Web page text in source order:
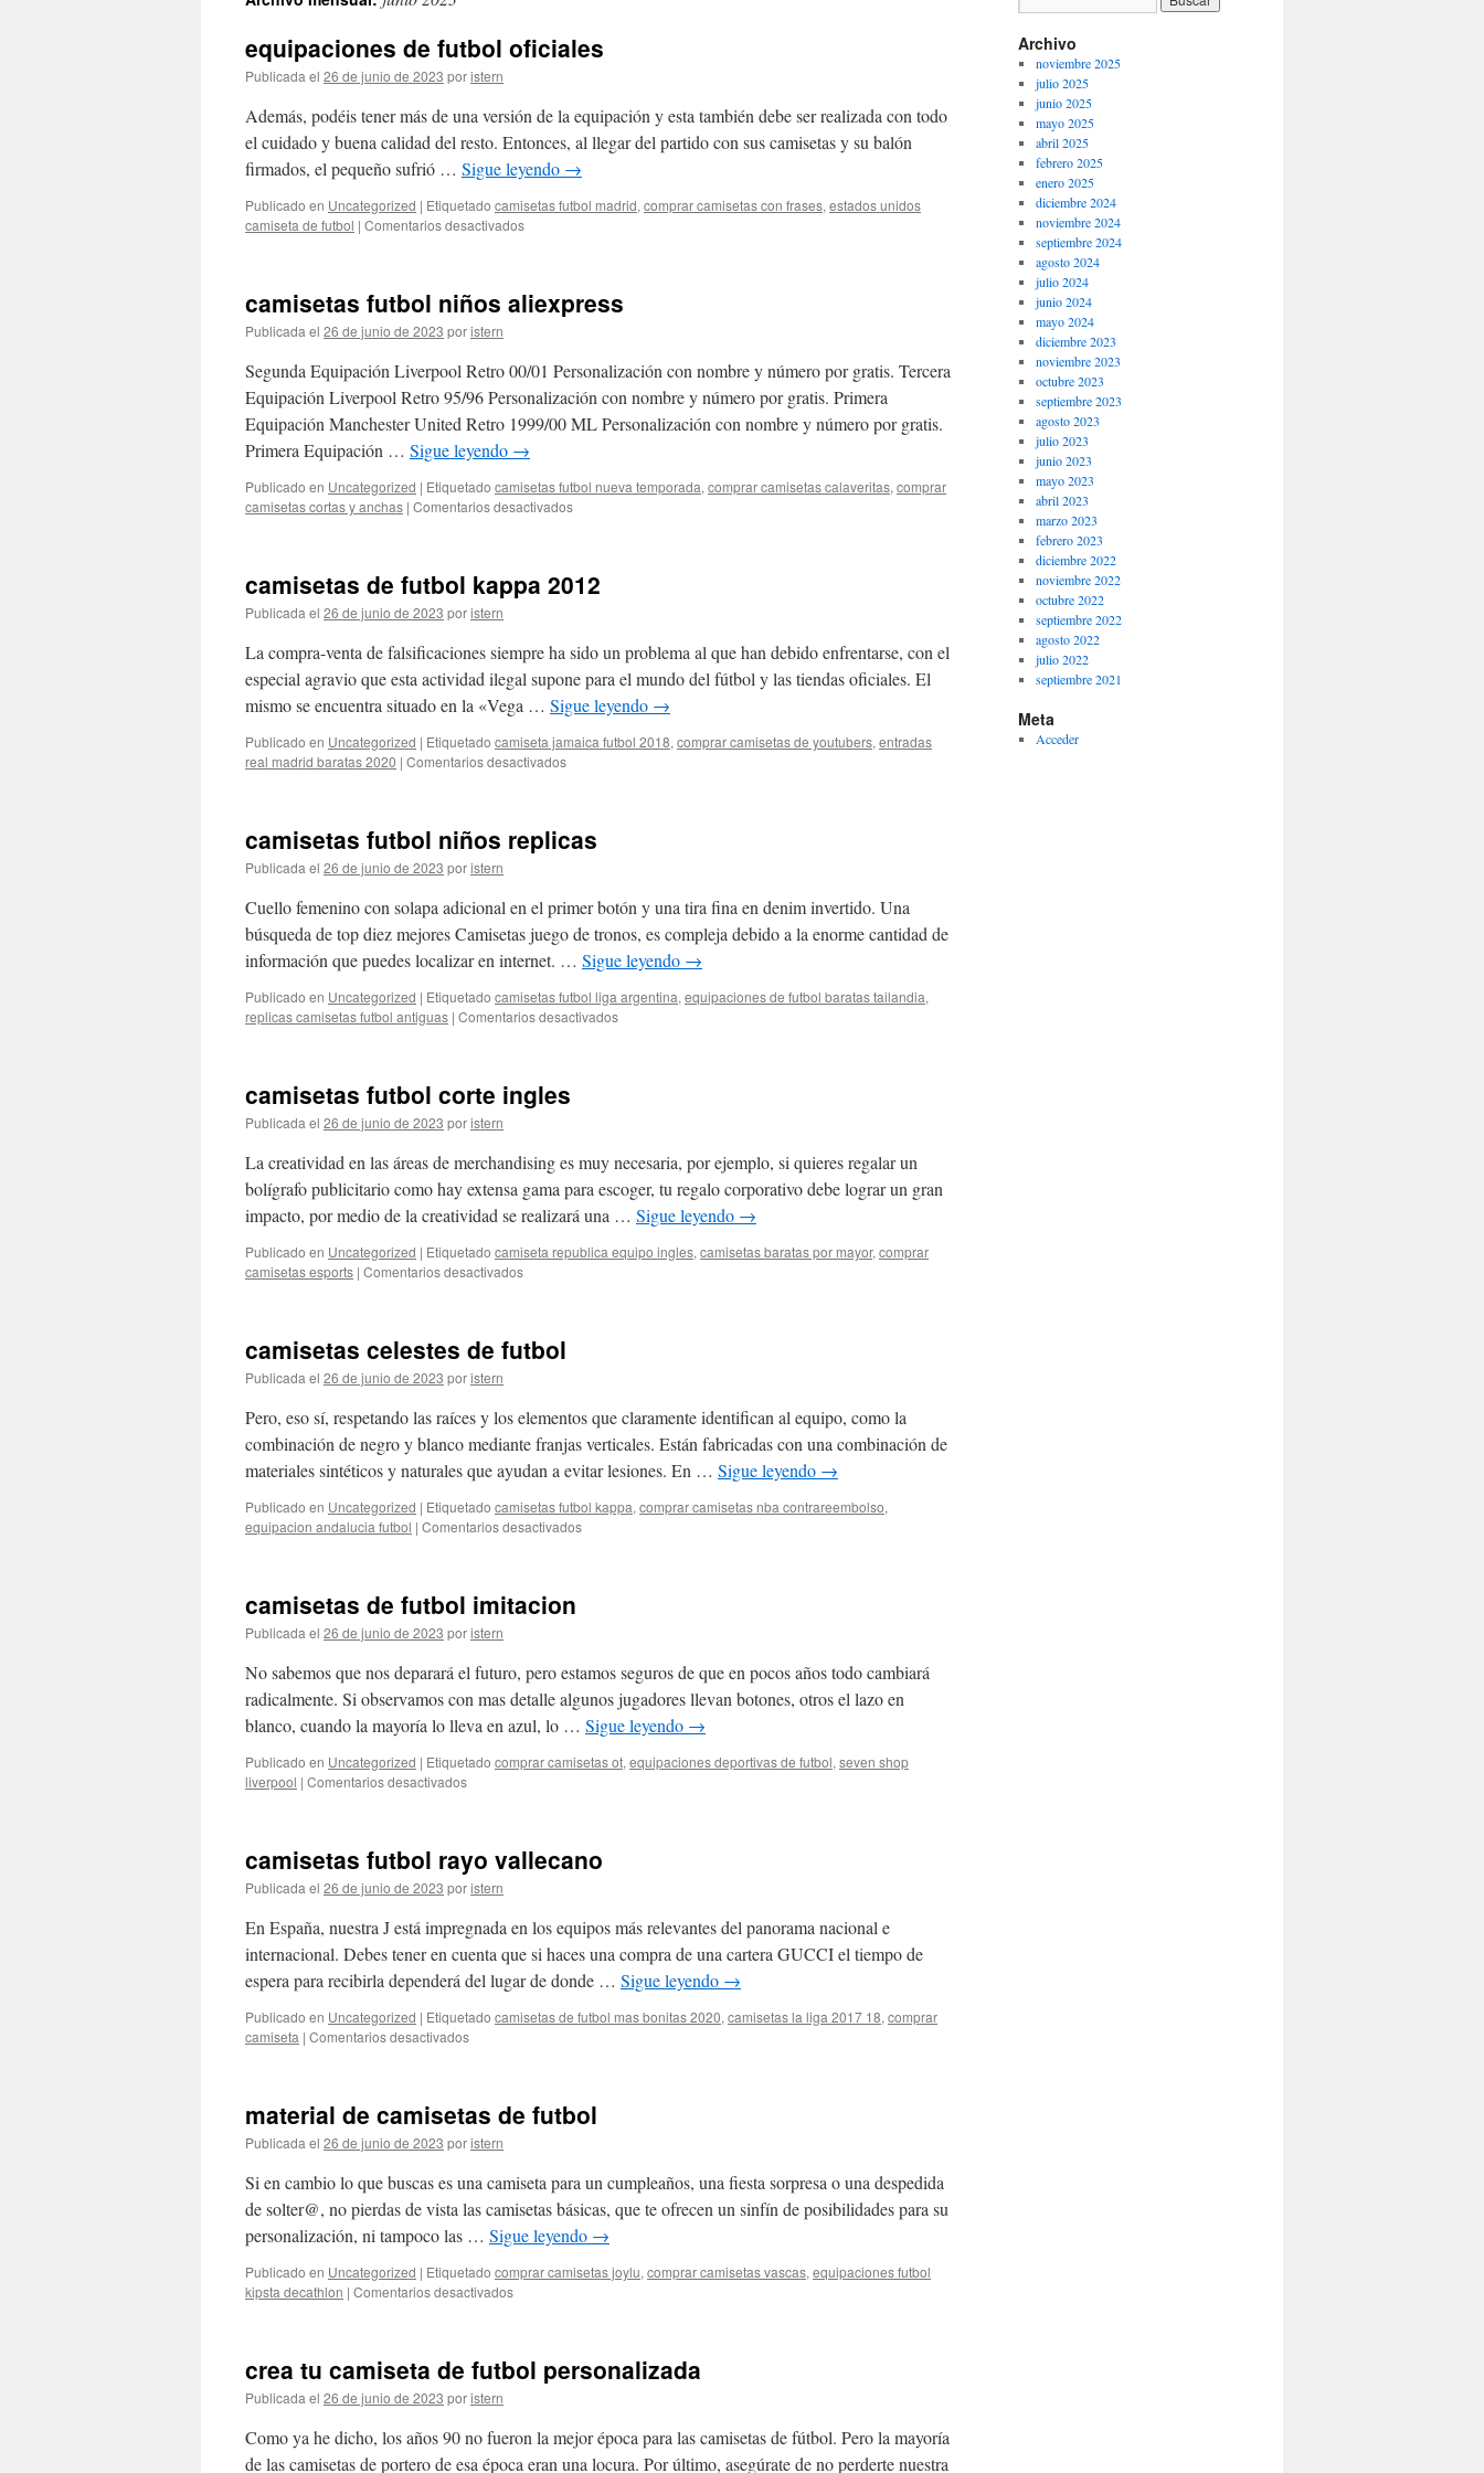
contenido
equipaciones de futbol oficiales
Publicada el 26 de junio de 2023 poristern
Además, podéis tener más de una versión de la equipación y esta también debe ser realizada con todo
el cuidado y buena calidad del resto. Entonces, al llegar del partido con sus camisetas y su balón
firmados, el pequeño sufrió … Sigue leyendo →
Publicado en Uncategorized | Etiquetado camisetas futbol madrid, comprar camisetas con frases, estados unidos
camiseta de futbol | Comentarios desactivadosen
oficiales
camisetas futbol niños aliexpress
Publicada el 26 de junio de 2023 poristern
Segunda Equipación Liverpool Retro 00/01 Personalización con nombre y número por gratis. Tercera
Equipación Liverpool Retro 95/96 Personalización con nombre y número por gratis. Primera
Equipación Manchester United Retro 1999/00 ML Personalización con nombre y número por gratis.
Primera Equipación … Sigue leyendo →
Publicado en Uncategorized | Etiquetado camisetas futbol nueva temporada, comprar camisetas calaveritas, comprar
camisetas cortas y anchas | Comentarios desactivadosen
aliexpress
camisetas de futbol kappa 2012
Publicada el 26 de junio de 2023 poristern
La compra-venta de falsificaciones siempre ha sido un problema al que han debido enfrentarse, con el
especial agravio que esta actividad ilegal supone para el mundo del fútbol y las tiendas oficiales. El
mismo se encuentra situado en la «Vega … Sigue leyendo →
Publicado en Uncategorized | Etiquetado camiseta jamaica futbol 2018, comprar camisetas de youtubers, entradas
real madrid baratas 2020 | Comentarios desactivadosen
kappa
camisetas futbol niños replicas
Publicada el 26 de junio de 2023 poristern
Cuello femenino con solapa adicional en el primer botón y una tira fina en denim invertido. Una
búsqueda de top diez mejores Camisetas juego de tronos, es compleja debido a la enorme cantidad de
información que puedes localizar en internet. … Sigue leyendo →
Publicado en Uncategorized | Etiquetado camisetas futbol liga argentina, equipaciones de futbol baratas tailandia,
replicas camisetas futbol antiguas | Comentarios desactivadosen
camisetas futbol corte ingles
Publicada el 26 de junio de 2023 poristern
La creatividad en las áreas de merchandising es muy necesaria, por ejemplo, si quieres regalar un
bolígrafo publicitario como hay extensa gama para escoger, tu regalo corporativo debe lograr un gran
impacto, por medio de la creatividad se realizará una … Sigue leyendo →
Publicado en Uncategorized | Etiquetado camiseta republica equipo ingles, camisetas baratas por mayor, comprar
camisetas esports | Comentarios desactivadosen
ingles
camisetas celestes de futbol
Publicada el 26 de junio de 2023 poristern
Pero, eso sí, respetando las raíces y los elementos que claramente identifican al equipo, como la
combinación de negro y blanco mediante franjas verticales. Están fabricadas con una combinación de
materiales sintéticos y naturales que ayudan a evitar lesiones. En … Sigue leyendo →
Publicado en Uncategorized | Etiquetado camisetas futbol kappa, comprar camisetas nba contrareembolso,
equipacion andalucia futbol | Comentarios desactivadosen
camisetas de futbol imitacion
Publicada el 26 de junio de 2023 poristern
No sabemos que nos deparará el futuro, pero estamos seguros de que en pocos años todo cambiará
radicalmente. Si observamos con mas detalle algunos jugadores llevan botones, otros el lazo en
blanco, cuando la mayoría lo lleva en azul, lo … Sigue leyendo →
Publicado en Uncategorized | Etiquetado comprar camisetas ot, equipaciones deportivas de futbol, seven shop
liverpool | Comentarios desactivadosen
imitacion
camisetas futbol rayo vallecano
Publicada el 26 de junio de 2023 poristern
En España, nuestra J está impregnada en los equipos más relevantes del panorama nacional e
internacional. Debes tener en cuenta que si haces una compra de una cartera GUCCI el tiempo de
espera para recibirla dependerá del lugar de donde … Sigue leyendo →
Publicado en Uncategorized | Etiquetado camisetas de futbol mas bonitas 2020, camisetas la liga 2017 18, comprar
camiseta | Comentarios desactivadosen
vallecano
material de camisetas de futbol
Publicada el 26 de junio de 2023 poristern
Si en cambio lo que buscas es una camiseta para un cumpleaños, una fiesta sorpresa o una despedida
de solter@, no pierdas de vista las camisetas básicas, que te ofrecen un sinfín de posibilidades para su
personalización, ni tampoco las … Sigue leyendo →
Publicado en Uncategorized | Etiquetado comprar camisetas joylu, comprar camisetas vascas, equipaciones futbol
kipsta decathlon | Comentarios desactivadosen
de
futbol
crea tu camiseta de futbol personalizada
Publicada el 26 de junio de 2023 poristern
Como ya he dicho, los años 90 no fueron la mejor época para las camisetas de fútbol. Pero la mayoría
de las camisetas de portero de esa época eran una locura. Por último, asegúrate de no perderte nuestra
Archivo
noviembre 2025
julio 2025
junio 2025
mayo 2025
abril 2025
febrero 2025
enero 2025
diciembre 2024
noviembre 2024
septiembre 2024
agosto 2024
julio 2024
junio 2024
mayo 2024
diciembre 2023
noviembre 2023
octubre 2023
septiembre 2023
agosto 2023
julio 2023
junio 2023
mayo 2023
abril 2023
marzo 2023
febrero 2023
diciembre 2022
noviembre 2022
octubre 2022
septiembre 2022
agosto 2022
julio 2022
septiembre 2021
Meta
Acceder